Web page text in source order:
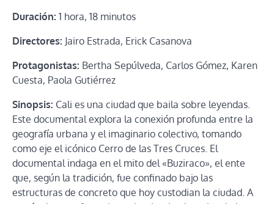
Duración: 1 hora, 18 minutos
Directores: Jairo Estrada, Erick Casanova
Protagonistas: Bertha Sepúlveda, Carlos Gómez, Karen
Cuesta, Paola Gutiérrez
Sinopsis: Cali es una ciudad que baila sobre leyendas.
Este documental explora la conexión profunda entre la
geografía urbana y el imaginario colectivo, tomando
como eje el icónico Cerro de las Tres Cruces. El
documental indaga en el mito del «Buziraco», el ente
que, según la tradición, fue confinado bajo las
estructuras de concreto que hoy custodian la ciudad. A